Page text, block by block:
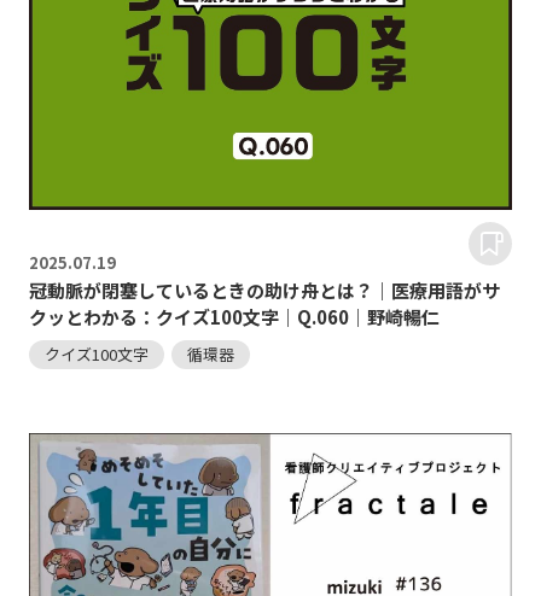
2025.07.19
冠動脈が閉塞しているときの助け舟とは？｜医療用語がサ
クッとわかる：クイズ100文字｜Q.060｜野崎暢仁
クイズ100文字 循環器